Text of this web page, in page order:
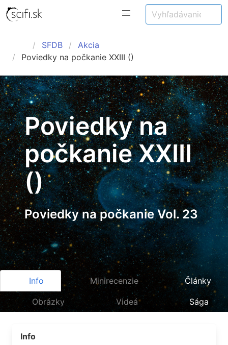
SFDB
Akcia
Poviedky na počkanie XXIII ()
Poviedky na
počkanie XXIII
()
Poviedky na počkanie Vol. 23
Info Minirecenzie Články
Obrázky Videá Sága
Info